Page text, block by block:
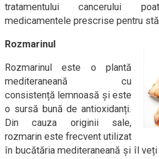
tratamentului cancerului
medicamentele prescrise pentru
Rozmarinul
Rozmarinul este o plantă
mediteraneană cu
consistență lemnoasă și este
o sursă bună de antioxidanți.
Din cauza originii sale,
rozmarin este frecvent utilizat
în bucătăria mediteraneană și îl